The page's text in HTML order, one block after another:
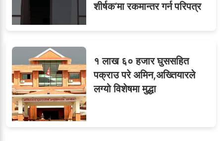
शीर्षक’मा रकमान्तर गर्न परिपत्र
१ लाख ६० हजार घुससहित
पक्राउ परे अमिन,अख्तियारले
लग्यो विशेषमा मुद्धा